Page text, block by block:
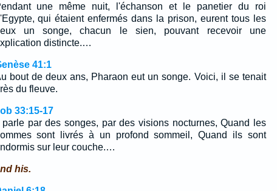
une même nuit, l'échanson et le panetier du roi
qui étaient enfermés dans la prison, eurent tous les
un songe, chacun le sien, pouvant recevoir une
distincte.…
41:1
bout de deux ans, Pharaon eut un songe. Voici, il se tenait
du fleuve.
33:15-17
Il parle par des songes, par des visions nocturnes, Quand les
sont livrés à un profond sommeil, Quand ils sont
sur leur couche.…
his.